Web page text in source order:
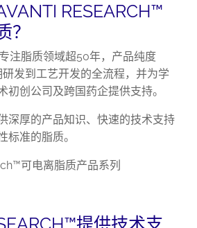
RESEARCH™
？
注脂质领域超50年，产品纯度
发到工艺开发的全流程，并为学
初创公司及跨国药企提供支持。
深厚的产品知识、快速的技术支持
标准的脂质。
可电离脂质产品系列
提供技术支